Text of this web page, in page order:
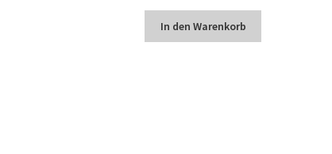
In den Warenkorb